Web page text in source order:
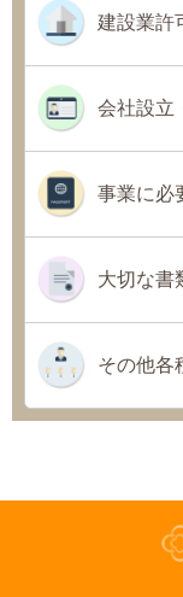
建設業許
会社設立
事業に必
大切な書
その他各